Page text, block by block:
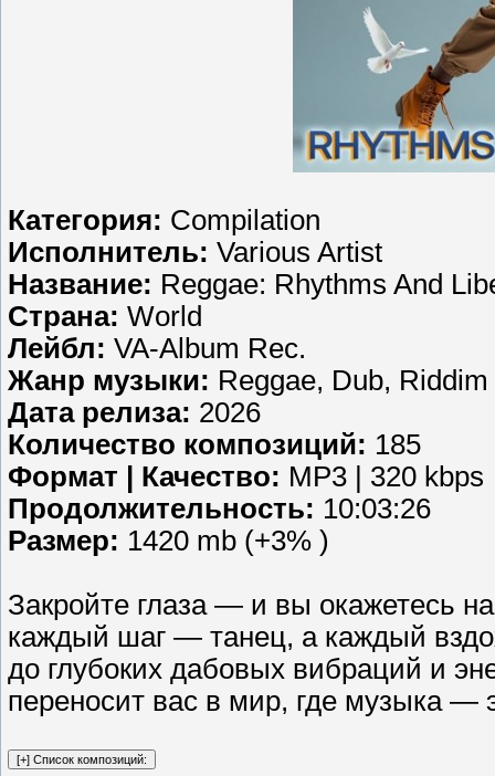
Категория: Compilation
Исполнитель: Various Artist
Название: Reggae: Rhythms And
Страна: World
Лейбл: VA-Album Rec.
Жанр музыки: Reggae, Dub, Riddim
Дата релиза: 2026
Количество композиций: 185
Формат | Качество: MP3 | 320 kbps
Продолжительность: 10:03:26
Размер: 1420 mb (+3% )
Закройте глаза — и вы окажетесь
каждый шаг — танец, а каждый
до глубоких дабовых вибраций и
переносит вас в мир, где музыка —